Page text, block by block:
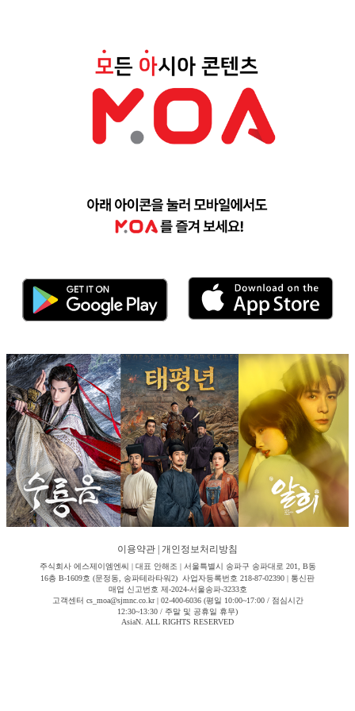
이용약관 개인정보처리방침
주식회사 에스제이엠엔씨 | 대표 안해조 | 서울특별시 송파구 송파대로 201, B동
16층 B-1609호 (문정동, 송파테라타워2) 사업자등록번호 218-87-02390 | 통신판
매업 신고번호 제-2024-서울송파-3233호
고객센터 cs_moa@sjmnc.co.kr | 02-400-6036 (평일 10:00~17:00 / 점심시간
12:30~13:30 / 주말 및 공휴일 휴무)
AsiaN. ALL RIGHTS RESERVED